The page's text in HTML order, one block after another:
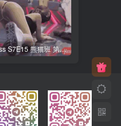
PandaClass S7E15 熊猫班 第7季 第15期 俄罗斯轮盘 中英韩简繁字幕